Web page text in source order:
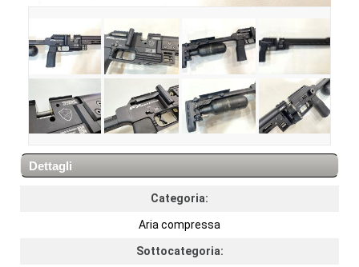
Dettagli
Categoria:
Aria compressa
Sottocategoria: